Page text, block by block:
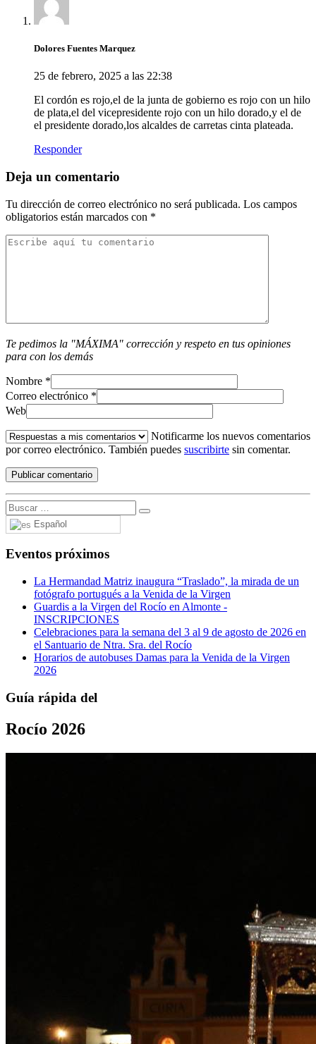
Dolores Fuentes Marquez
25 de febrero, 2025 a las 22:38
El cordón es rojo,el de la junta de gobierno es rojo con un hilo
de plata,el del vicepresidente rojo con un hilo dorado,y el de
el presidente dorado,los alcaldes de carretas cinta plateada.
Responder
Deja un comentario
Tu dirección de correo electrónico no será publicada. Los campos
obligatorios están marcados con *
Te pedimos la "MÁXIMA" corrección y respeto en tus opiniones
para con los demás
Nombre *
Correo electrónico *
Web
Notificarme los nuevos comentarios
por correo electrónico. También puedes suscribirte sin comentar.
Español
Eventos próximos
La Hermandad Matriz inaugura “Traslado”, la mirada de un
fotógrafo portugués a la Venida de la Virgen
Guardis a la Virgen del Rocío en Almonte -
INSCRIPCIONES
Celebraciones para la semana del 3 al 9 de agosto de 2026 en
el Santuario de Ntra. Sra. del Rocío
Horarios de autobuses Damas para la Venida de la Virgen
2026
Guía rápida del
Rocío 2026